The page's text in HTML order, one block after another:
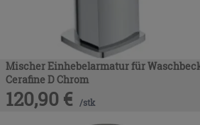
Mischer Einhebelarmatur für
Cerafine D Chrom
120,90 € /stk